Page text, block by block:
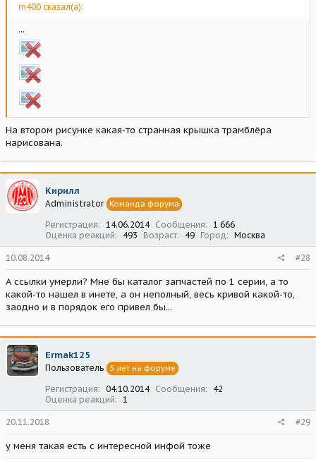
m400 сказал(а):
...
На втором рисунке какая-то странная крышка трамблёра
нарисована.
Кирилл
Administrator Команда форума
Регистрация 14.06.2014 Сообщения
1 666
Оценка реакций
493 Возраст 49 Город Москва
10.08.2014 #28
А ссылки умерли? Мне бы каталог запчастей по 1 серии, а то
какой-то нашел в инете, а он неполный, весь кривой какой-то,
заодно и в порядок его привел бы...
Ermak125
Пользователь 5 лет на форуме
Регистрация 04.10.2014 Сообщения
42
Оценка реакций
1
20.11.2018 #29
у меня такая есть с интересной инфой тоже